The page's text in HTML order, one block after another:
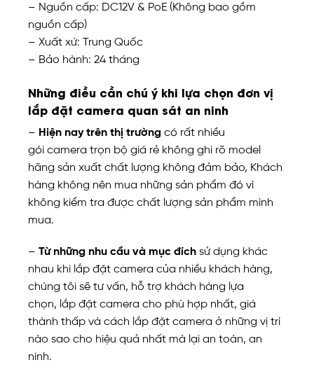
– Nguồn cấp: DC12V & PoE (Không bao gồm
nguồn cấp)
– Xuất xứ: Trung Quốc
– Bảo hành: 24 tháng
Những điều cần chú ý khi lựa chọn đơn vị
lắp đặt camera quan sát an ninh
– Hiện nay trên thị trường có rất nhiều
gói camera trọn bộ giá rẻ không ghi rõ model
hãng sản xuất chất lượng không đảm bảo, Khách
hàng không nên mua những sản phẩm đó vì
không kiểm tra được chất lượng sản phẩm mình
mua.
– Từ những nhu cầu và mục đích sử dụng khác
nhau khi lắp đặt camera của nhiều khách hàng,
chúng tôi sẽ tư vấn, hỗ trợ khách hàng lựa
chọn, lắp đặt camera cho phù hợp nhất, giá
thành thấp và cách lắp đặt camera ở những vị trí
nào sao cho hiệu quả nhất mà lại an toàn, an
ninh.